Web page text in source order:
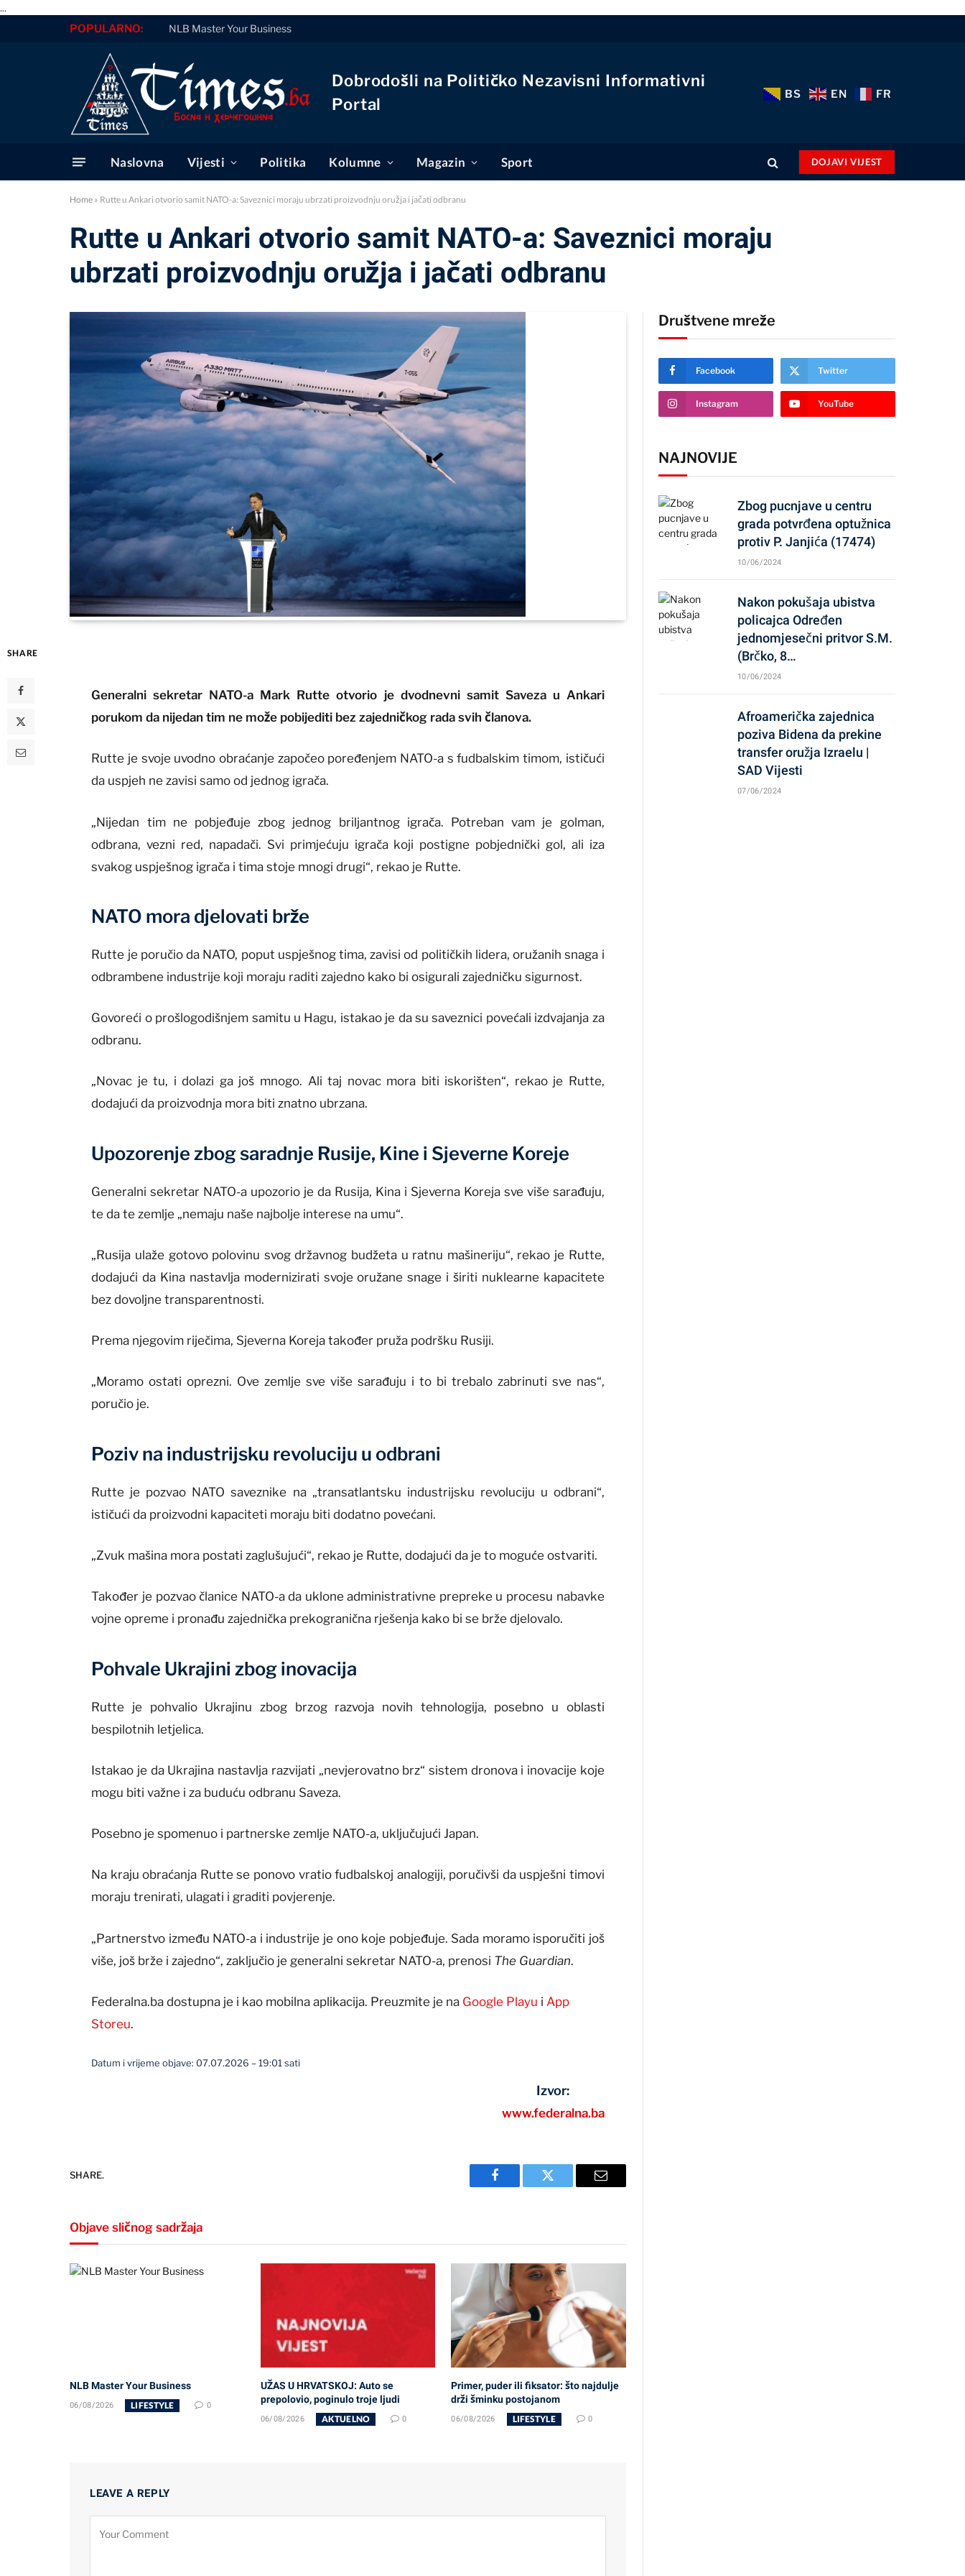
...
POPULARNO: NLB Master Your Business
Dobrodošli na Političko Nezavisni Informativni
Portal
BS EN FR
Naslovna Vijesti Politika Kolumne Magazin Sport DOJAVI VIJEST
Home » Rutte u Ankari otvorio samit NATO-a: Saveznici moraju ubrzati proizvodnju oružja i jačati odbranu
Rutte u Ankari otvorio samit NATO-a: Saveznici moraju
ubrzati proizvodnju oružja i jačati odbranu
SHARE
Generalni sekretar NATO-a Mark Rutte otvorio je dvodnevni samit Saveza u Ankari
porukom da nijedan tim ne može pobijediti bez zajedničkog rada svih članova.
Rutte je svoje uvodno obraćanje započeo poređenjem NATO-a s fudbalskim timom, ističući
da uspjeh ne zavisi samo od jednog igrača.
„Nijedan tim ne pobjeđuje zbog jednog briljantnog igrača. Potreban vam je golman,
odbrana, vezni red, napadači. Svi primjećuju igrača koji postigne pobjednički gol, ali iza
svakog uspješnog igrača i tima stoje mnogi drugi“, rekao je Rutte.
NATO mora djelovati brže
Rutte je poručio da NATO, poput uspješnog tima, zavisi od političkih lidera, oružanih snaga i
odbrambene industrije koji moraju raditi zajedno kako bi osigurali zajedničku sigurnost.
Govoreći o prošlogodišnjem samitu u Hagu, istakao je da su saveznici povećali izdvajanja za
odbranu.
„Novac je tu, i dolazi ga još mnogo. Ali taj novac mora biti iskorišten“, rekao je Rutte,
dodajući da proizvodnja mora biti znatno ubrzana.
Upozorenje zbog saradnje Rusije, Kine i Sjeverne Koreje
Generalni sekretar NATO-a upozorio je da Rusija, Kina i Sjeverna Koreja sve više sarađuju,
te da te zemlje „nemaju naše najbolje interese na umu“.
„Rusija ulaže gotovo polovinu svog državnog budžeta u ratnu mašineriju“, rekao je Rutte,
dodajući da Kina nastavlja modernizirati svoje oružane snage i širiti nuklearne kapacitete
bez dovoljne transparentnosti.
Prema njegovim riječima, Sjeverna Koreja također pruža podršku Rusiji.
„Moramo ostati oprezni. Ove zemlje sve više sarađuju i to bi trebalo zabrinuti sve nas“,
poručio je.
Poziv na industrijsku revoluciju u odbrani
Rutte je pozvao NATO saveznike na „transatlantsku industrijsku revoluciju u odbrani“,
ističući da proizvodni kapaciteti moraju biti dodatno povećani.
„Zvuk mašina mora postati zaglušujući“, rekao je Rutte, dodajući da je to moguće ostvariti.
Također je pozvao članice NATO-a da uklone administrativne prepreke u procesu nabavke
vojne opreme i pronađu zajednička prekogranična rješenja kako bi se brže djelovalo.
Pohvale Ukrajini zbog inovacija
Rutte je pohvalio Ukrajinu zbog brzog razvoja novih tehnologija, posebno u oblasti
bespilotnih letjelica.
Istakao je da Ukrajina nastavlja razvijati „nevjerovatno brz“ sistem dronova i inovacije koje
mogu biti važne i za buduću odbranu Saveza.
Posebno je spomenuo i partnerske zemlje NATO-a, uključujući Japan.
Na kraju obraćanja Rutte se ponovo vratio fudbalskoj analogiji, poručivši da uspješni timovi
moraju trenirati, ulagati i graditi povjerenje.
„Partnerstvo između NATO-a i industrije je ono koje pobjeđuje. Sada moramo isporučiti još
više, još brže i zajedno“, zaključio je generalni sekretar NATO-a, prenosi The Guardian.
Federalna.ba dostupna je i kao mobilna aplikacija. Preuzmite je na Google Playu i App
Storeu.
Datum i vrijeme objave: 07.07.2026 – 19:01 sati
Izvor:
www.federalna.ba
SHARE.
Facebook Twitter Email
Objave sličnog sadržaja
NLB Master Your Business
06/08/2026 LIFESTYLE 0
UŽAS U HRVATSKOJ: Auto se
prepolovio, poginulo troje ljudi
06/08/2026 AKTUELNO 0
Primer, puder ili fiksator: što najdulje
drži šminku postojanom
06/08/2026 LIFESTYLE 0
LEAVE A REPLY
Društvene mreže
Facebook Twitter
Instagram YouTube
NAJNOVIJE
Zbog pucnjave u centru
grada potvrđena optužnica
protiv P. Janjića (17474)
10/06/2024
Nakon pokušaja ubistva
policajca Određen
jednomjesečni pritvor S.M.
(Brčko, 8…
10/06/2024
Afroamerička zajednica
poziva Bidena da prekine
transfer oružja Izraelu |
SAD Vijesti
07/06/2024